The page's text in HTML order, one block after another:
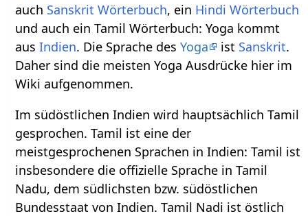
auch Sanskrit Wörterbuch, ein Hindi Wörterbuch
und auch ein Tamil Wörterbuch: Yoga kommt
ausIndien. Die Sprache desYoga ist Sanskrit.
Daher sind die meisten Yoga Ausdrücke hier im
Wiki aufgenommen.
Im südöstlichen Indien wird hauptsächlich Tamil
gesprochen. Tamil ist eine der
meistgesprochenen Sprachen in Indien: Tamil ist
insbesondere die offizielle Sprache in Tamil
Nadu, dem südlichsten bzw. südöstlichen
Bundesstaat von Indien. Tamil Nadi ist östlich